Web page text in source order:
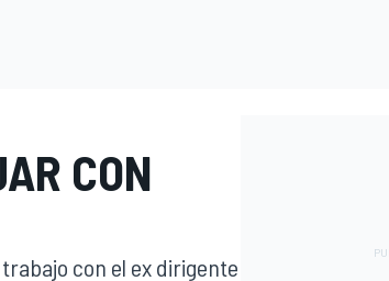
CON
con el ex dirigente